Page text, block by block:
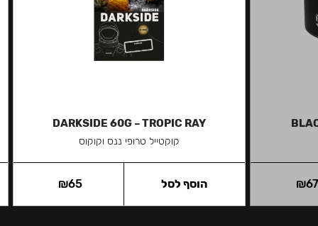
₪
DARKSIDE 60G – TROPIC RAY
קוקטייל טרופי ננס וקוקוס
₪65 הוסף לסל